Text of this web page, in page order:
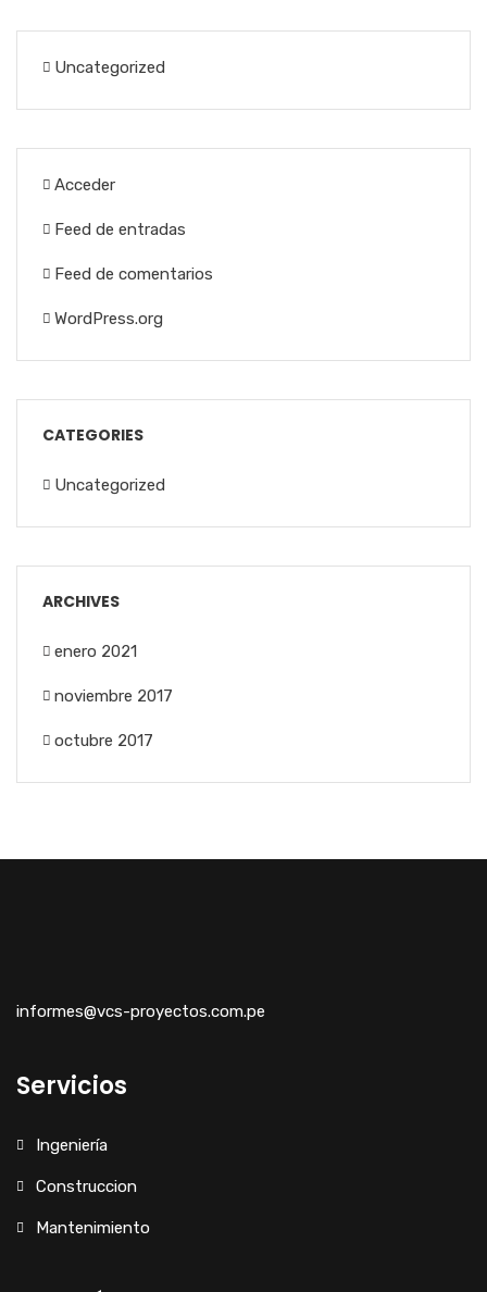
Uncategorized
Acceder
Feed de entradas
Feed de comentarios
WordPress.org
CATEGORIES
Uncategorized
ARCHIVES
enero 2021
noviembre 2017
octubre 2017
informes@vcs-proyectos.com.pe
Servicios
Ingeniería
Construccion
Mantenimiento